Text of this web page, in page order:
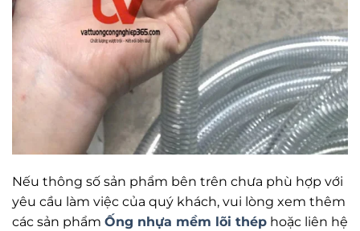
Nếu thông số sản phẩm bên trên chưa phù hợp với
yêu cầu làm việc của quý khách, vui lòng xem thêm
các sản phẩm Ống nhựa mềm lõi thép hoặc liên hệ